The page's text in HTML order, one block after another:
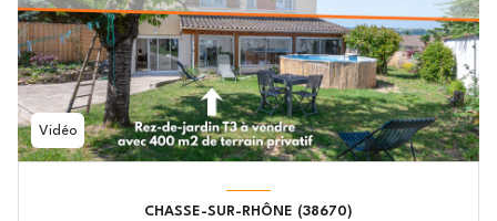
Vidéo
CHASSE-SUR-RHÔNE (38670)